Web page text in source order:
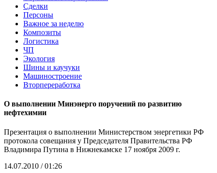
Сделки
Персоны
Важное за неделю
Композиты
Логистика
ЧП
Экология
Шины и каучуки
Машиностроение
Вторпереработка
О выполнении Минэнерго поручений по развитию
нефтехимии
Презентация о выполнении Министерством энергетики РФ
протокола совещания у Председателя Правительства РФ
Владимира Путина в Нижнекамске 17 ноября 2009 г.
14.07.2010 / 01:26